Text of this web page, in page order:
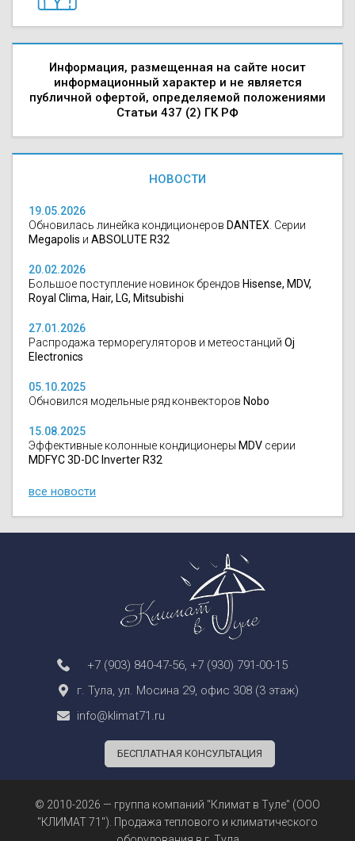
Информация, размещенная на сайте носит
информационный характер и не является
публичной офертой, определяемой положениями
Статьи 437 (2) ГК РФ
НОВОСТИ
19.05.2026
Обновилась линейка кондиционеров DANTEX . Серии
Megapolis и ABSOLUTE R32
20.02.2026
Большое поступление новинок брендов Hisense, MDV,
Royal Clima, Hair, LG, Mitsubishi
27.01.2026
Распродажа терморегуляторов и метеостанций Oj
Electronics
05.10.2025
Обновился модельные ряд конвекторов Nobo
15.08.2025
Эффективные колонные кондиционеры MDV серии
MDFYC 3D-DC Inverter R32
все новости
+7 (903) 840-47-56 +7 (930) 791-00-15
г. Тула, ул. Мосина 29, офис 308 (3 этаж)
info@klimat71.ru
БЕСПЛАТНАЯ КОНСУЛЬТАЦИЯ
© 2010-2026 — группа компаний "Климат в Туле" (ООО
"КЛИМАТ 71"). Продажа теплового и климатического